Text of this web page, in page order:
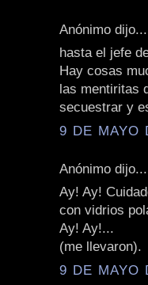
Anónimo dijo...
hasta el jefe
Hay cosas
las mentiritas
secuestrar y
9 DE MAYO
Anónimo dijo...
Ay! Ay!
con vidrios
Ay! Ay!...
(me llevaron).
9 DE MAYO